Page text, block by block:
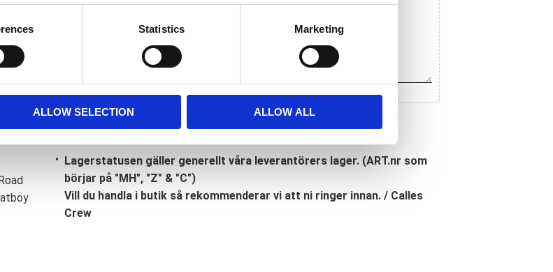
Statistics Marketing
ALLOW SELECTION ALLOW ALL
Lagerstatusen gäller generellt våra leverantörers lager. (ART.nr som
börjar på "MH", "Z" & "C")
Vill du handla i butik så rekommenderar vi att ni ringer innan. / Calles
Crew